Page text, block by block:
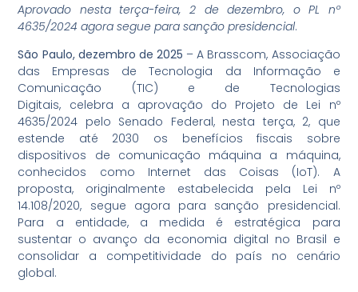
Aprovado nesta terça-feira, 2 de dezembro, o PL nº
4635/2024 agora segue para sanção presidencial.
São Paulo, dezembro de 2025 – A Brasscom, Associação
das Empresas de Tecnologia da Informação e
Comunicação (TIC) e de Tecnologias
Digitais, celebra a aprovação do Projeto de Lei nº
4635/2024 pelo Senado Federal, nesta terça, 2, que
estende até 2030 os benefícios fiscais sobre
dispositivos de comunicação máquina a máquina,
conhecidos como Internet das Coisas (IoT). A
proposta, originalmente estabelecida pela Lei nº
14.108/2020, segue agora para sanção presidencial.
Para a entidade, a medida é estratégica para
sustentar o avanço da economia digital no Brasil e
consolidar a competitividade do país no cenário
global.